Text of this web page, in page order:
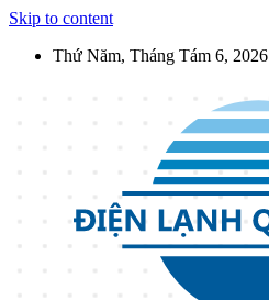
Skip to content
Thứ Năm, Tháng Tám 6, 2026